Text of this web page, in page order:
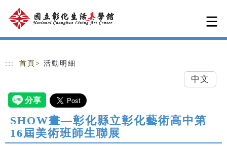
跳到主要內容
網站導覽
::: 首頁 > 活動明細
中文
SHOW畫—彰化縣立彰化藝術高中第
16屆美術班師生聯展